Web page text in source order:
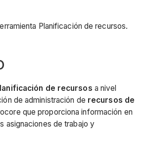
Planificación de recursos.
de recursos a nivel
de administración de recursos de
que proporciona información en
asignaciones de trabajo y